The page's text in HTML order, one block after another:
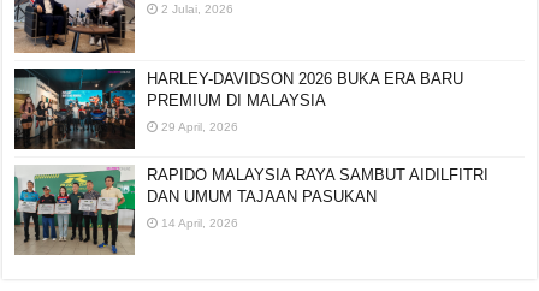
2 Julai, 2026
HARLEY-DAVIDSON 2026 BUKA ERA BARU
PREMIUM DI MALAYSIA
29 April, 2026
RAPIDO MALAYSIA RAYA SAMBUT AIDILFITRI
DAN UMUM TAJAAN PASUKAN
14 April, 2026